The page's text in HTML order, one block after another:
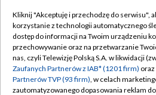
TVP
Abonament TVP
Emisja w TVP
Centrum informacji TVP
Regulamin
Polityka
Moje
Kliknij "Akceptuję i przechodzę do serwisu",
korzystanie z technologii automatycznego
dostęp do informacji na Twoim urządzeniu
przechowywanie oraz na przetwarzanie
nas, czyli Telewizję Polską S.A. w likwidacji
Zaufanych Partnerów z IAB* (1201 firm) oraz
Partnerów TVP (93 firm), w celach
zautomatyzowanego dopasowania reklam